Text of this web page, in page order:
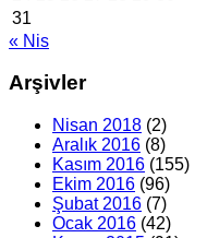
31
« Nis
Arşivler
Nisan 2018 (2)
Aralık 2016 (8)
Kasım 2016 (155)
Ekim 2016 (96)
Şubat 2016 (7)
Ocak 2016 (42)